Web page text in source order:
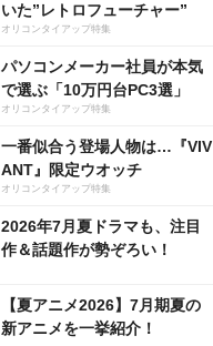
いた”レトロフューチャー”
オリコンタイアップ特集
パソコンメーカー社員が本気
で選ぶ「10万円台PC3選」
オリコンタイアップ特集
一番似合う登場人物は…『VIV
ANT』限定ウオッチ
オリコンタイアップ特集
2026年7月夏ドラマも、注目
作＆話題作が勢ぞろい！
【夏アニメ2026】7月期夏の
新アニメを一挙紹介！